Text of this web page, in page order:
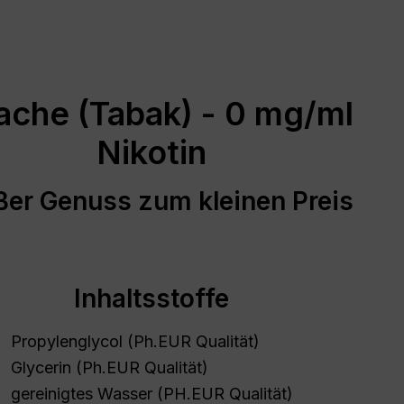
(Tabak) - 0 mg/ml
Nikotin
Genuss zum kleinen Preis
Inhaltsstoffe
Propylenglycol (Ph.EUR Qualität)
Glycerin (Ph.EUR Qualität)
gereinigtes Wasser (PH.EUR Qualität)